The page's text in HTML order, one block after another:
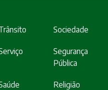
Sociedade
Segurança
Pública
Religião